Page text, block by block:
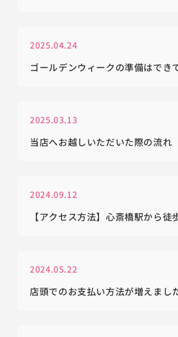
2025.04.24
ゴールデンウィークの準備はでき
2025.03.13
当店へお越しいただいた際の流れ
2024.09.12
【アクセス方法】心斎橋駅から徒
2024.05.22
店頭でのお支払い方法が増えまし